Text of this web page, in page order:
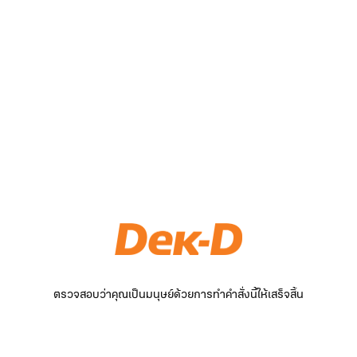
ตรวจสอบว่าคุณเป็นมนุษย์ด้วยการทำคำสั่งนี้ให้เสร็จสิ้น